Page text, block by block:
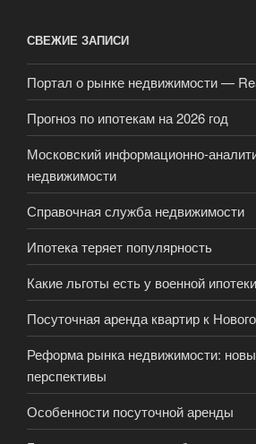
СВЕЖИЕ ЗАПИСИ
Портал о рынке недвижимости —
Прогноз по ипотекам на 2026 год
Московский информационно-
недвижимости
Справочная служба недвижимости
Ипотека теряет популярность
Какие льготы есть у военной
Посуточная аренда квартир к
Реформа рынка недвижимости:
перспективы
Особенности посуточной аренды